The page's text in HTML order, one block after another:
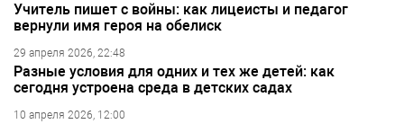
Учитель пишет с войны: как лицеисты и педагог
вернули имя героя на обелиск
29 апреля 2026, 22:48
Разные условия для одних и тех же детей: как
сегодня устроена среда в детских садах
10 апреля 2026, 12:00